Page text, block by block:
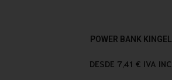
POWER BANK KINGEL
DESDE 7,41 € IVA INC.